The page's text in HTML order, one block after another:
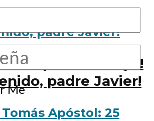
padre Lozoya!
padre Javier!
Me